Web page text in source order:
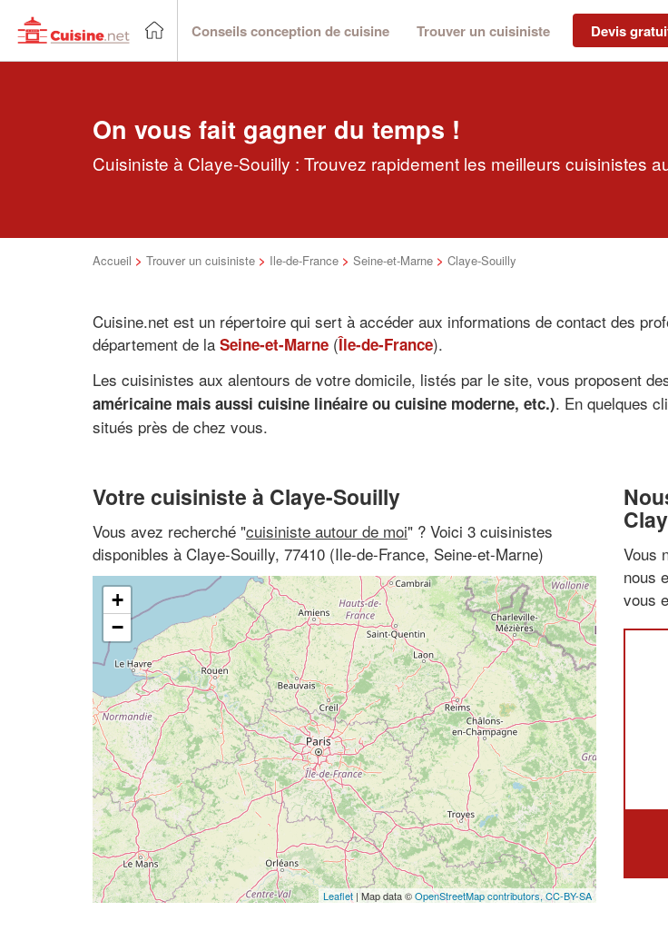
Conseils conception de cuisine Trouver un cuisiniste Devis
On vous fait gagner du temps !
Cuisiniste à Claye-Souilly : Trouvez rapidement les meilleurs cuisinistes
Accueil > Trouver un cuisiniste > Ile-de-France > Seine-et-Marne > Claye-Souilly
Cuisine.net est un répertoire qui sert à accéder aux informations de contact des
département de la Seine-et-Marne (Île-de-France).
Les cuisinistes aux alentours de votre domicile, listés par le site, vous proposent
américaine mais aussi cuisine linéaire ou cuisine moderne, etc.). En quelques
situés près de chez vous.
Votre cuisiniste à Claye-Souilly
Vous avez recherché "cuisiniste autour de moi" ? Voici 3 cuisinistes
disponibles à Claye-Souilly, 77410 (Ile-de-France, Seine-et-Marne)
+
−
Leaflet | Map data ©OpenStreetMap contributors, CC-BY-SA
Vous
nous
vous